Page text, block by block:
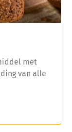
met
van alle